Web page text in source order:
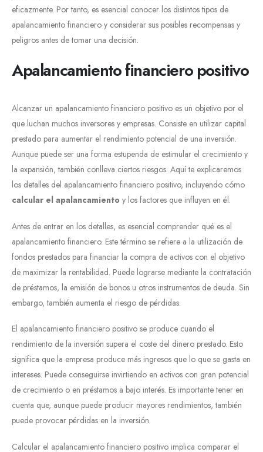
eficazmente. Por tanto, es esencial conocer los distintos tipos de
apalancamiento financiero y considerar sus posibles recompensas y
peligros antes de tomar una decisión.
Apalancamiento financiero positivo
Alcanzar un apalancamiento financiero positivo es un objetivo por el
que luchan muchos inversores y empresas. Consiste en utilizar capital
prestado para aumentar el rendimiento potencial de una inversión.
Aunque puede ser una forma estupenda de estimular el crecimiento y
la expansión, también conlleva ciertos riesgos. Aquí te explicaremos
los detalles del apalancamiento financiero positivo, incluyendo cómo
calcular el apalancamiento y los factores que influyen en él.
Antes de entrar en los detalles, es esencial comprender qué es el
apalancamiento financiero. Este término se refiere a la utilización de
fondos prestados para financiar la compra de activos con el objetivo
de maximizar la rentabilidad. Puede lograrse mediante la contratación
de préstamos, la emisión de bonos u otros instrumentos de deuda. Sin
embargo, también aumenta el riesgo de pérdidas.
El apalancamiento financiero positivo se produce cuando el
rendimiento de la inversión supera el coste del dinero prestado. Esto
significa que la empresa produce más ingresos que lo que se gasta en
intereses. Puede conseguirse invirtiendo en activos con gran potencial
de crecimiento o en préstamos a bajo interés. Es importante tener en
cuenta que, aunque puede producir mayores rendimientos, también
puede provocar pérdidas en la inversión.
Calcular el apalancamiento financiero positivo implica comparar el